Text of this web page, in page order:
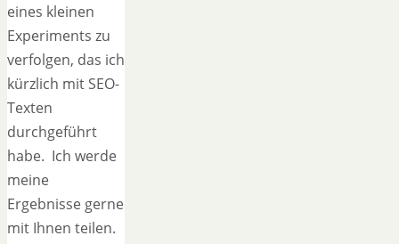
eines kleinen
Experiments zu
verfolgen, das ich
kürzlich mit SEO-
Texten
durchgeführt
habe. Ich werde
meine
Ergebnisse gerne
mit Ihnen teilen.